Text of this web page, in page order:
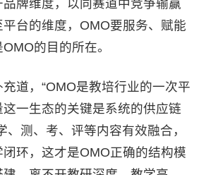
牌维度，以同赛道中竞争输赢
台的维度，OMO要服务、赋能
的目的所在。
，“OMO是教培行业的一次平
一生态的关键是系统的供应链
、测、考、评等内容有效融合，
环，这才是OMO正确的结构模